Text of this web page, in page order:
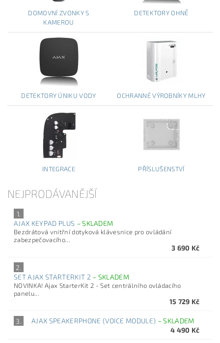
DOMOVNÍ ZVONKY S
KAMEROU
DETEKTORY OHNĚ
DETEKTORY ÚNIKU VODY OCHRANNÉ VÝROBNÍKY MLHY
INTEGRACE PŘÍSLUŠENSTVÍ
NEJPRODÁVANĚJŠÍ
1.
AJAX KEYPAD PLUS –SKLADEM
Bezdrátová vnitřní dotyková klávesnice pro ovládání
zabezpečovacího...
3 690 Kč
2.
SET AJAX STARTERKIT 2 – SKLADEM
NOVINKA! Ajax StarterKit 2 - Set centrálního ovládacího
panelu...
15 729 Kč
3. AJAX SPEAKERPHONE (VOICE MODULE) –SKLADEM
4 490 Kč